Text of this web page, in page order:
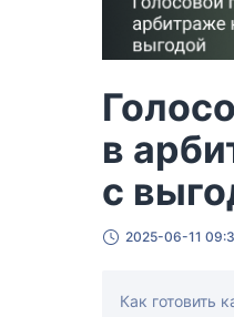
в
с
2025-06-11
Как готовить